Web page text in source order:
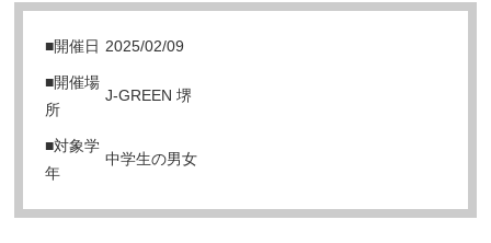
■開催日 2025/02/09
■開催場
所
J-GREEN 堺
■対象学
年
中学生の男女